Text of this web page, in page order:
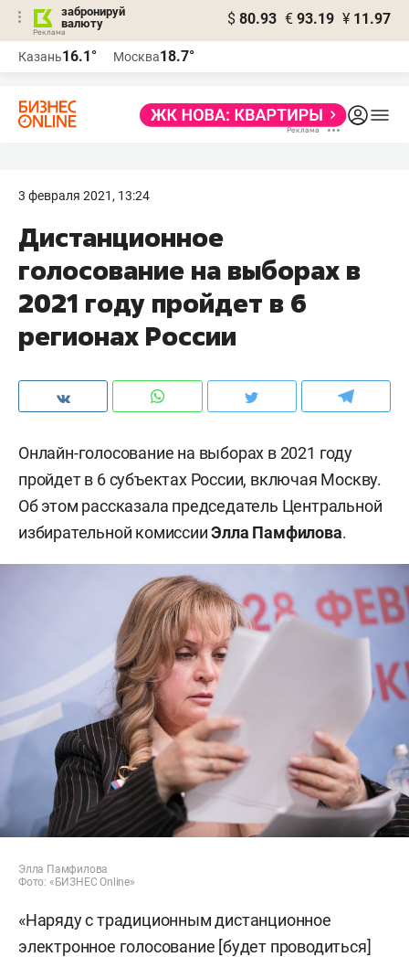
забронируй
валюту
$ 80.93 € 93.19 ¥ 11.97
Казань16.1° Москва18.7°
3 февраля 2021, 13:24
Дистанционное
голосование на выборах в
2021 году пройдет в 6
регионах России
Онлайн-голосование на выборах в 2021 году
пройдет в 6 субъектах России, включая Москву.
Об этом рассказала председатель Центральной
избирательной комиссииЭлла Памфилова.
Элла Памфилова
Фото: «БИЗНЕС Online»
«Наряду с традиционным дистанционное
электронное голосование [будет проводиться]